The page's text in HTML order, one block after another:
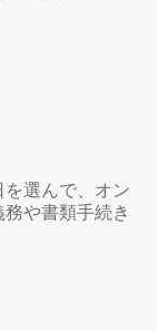
選んで、オン
や書類手続き